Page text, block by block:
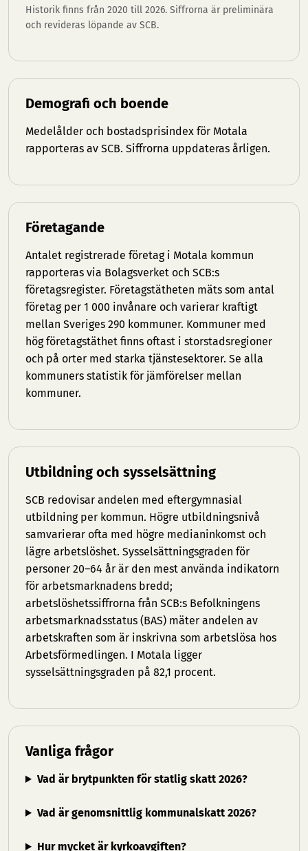
Historik finns från 2020 till 2026. Siffrorna är preliminära
och revideras löpande av SCB.
Demografi och boende
Medelålder och bostadsprisindex för Motala
rapporteras av SCB. Siffrorna uppdateras årligen.
Företagande
Antalet registrerade företag i Motala kommun
rapporteras via Bolagsverket och SCB:s
företagsregister. Företagstätheten mäts som antal
företag per 1 000 invånare och varierar kraftigt
mellan Sveriges 290 kommuner. Kommuner med
hög företagstäthet finns oftast i storstadsregioner
och på orter med starka tjänstesektorer. Se alla
kommuners statistik för jämförelser mellan
kommuner.
Utbildning och sysselsättning
SCB redovisar andelen med eftergymnasial
utbildning per kommun. Högre utbildningsnivå
samvarierar ofta med högre medianinkomst och
lägre arbetslöshet. Sysselsättningsgraden för
personer 20–64 år är den mest använda indikatorn
för arbetsmarknadens bredd;
arbetslöshetssiffrorna från SCB:s Befolkningens
arbetsmarknadsstatus (BAS) mäter andelen av
arbetskraften som är inskrivna som arbetslösa hos
Arbetsförmedlingen. I Motala ligger
sysselsättningsgraden på 82,1 procent.
Vanliga frågor
Vad är brytpunkten för statlig skatt 2026?
Vad är genomsnittlig kommunalskatt 2026?
Hur mycket är kyrkoavgiften?